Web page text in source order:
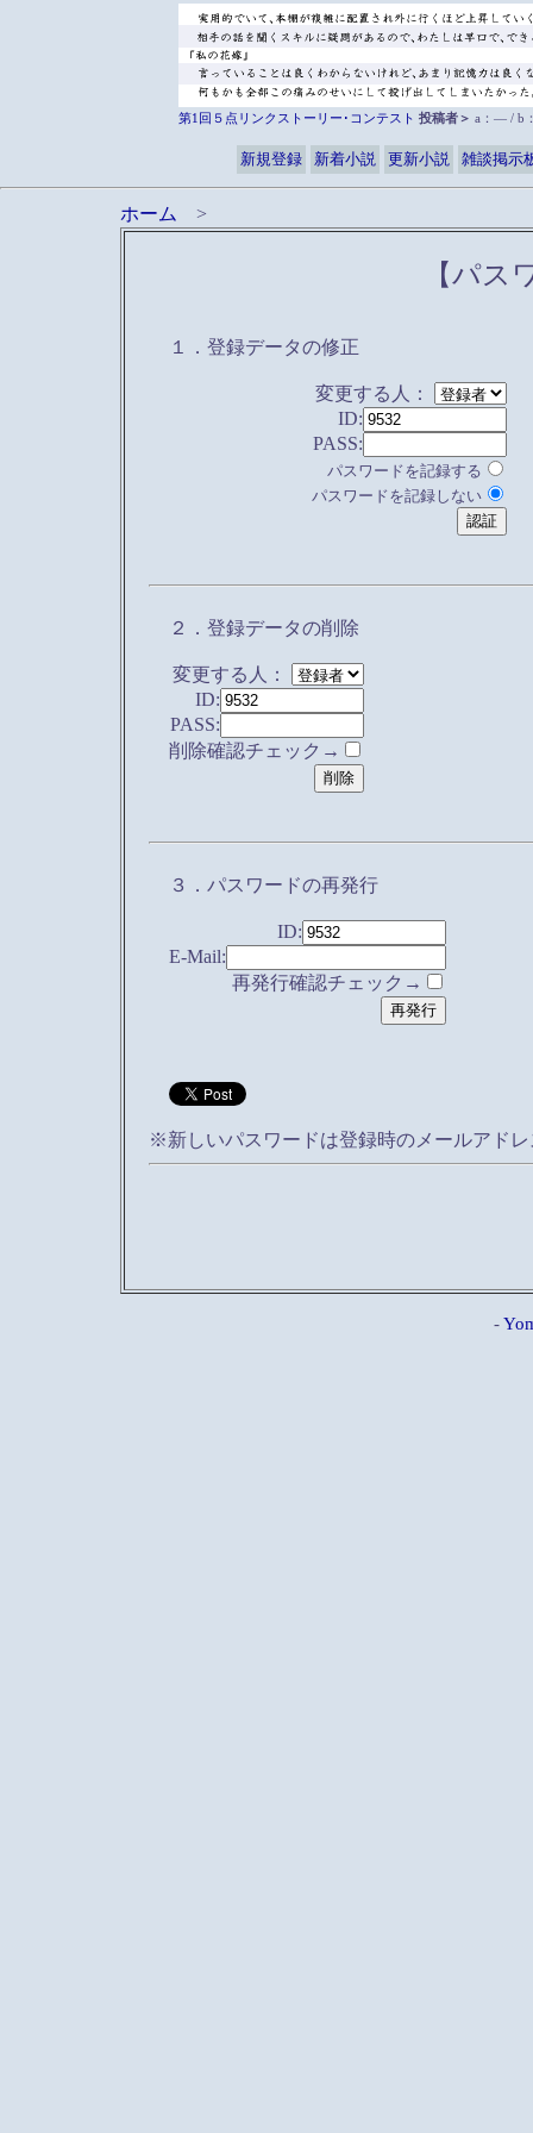
第1回５点リンクストーリー･コンテスト 投稿者＞ a：― / b
新規登録 新着小説 更新小説 雑談掲示
ホーム >
【パス
１．登録データの修正
変更する人：
ID:
PASS:
パスワードを記録する
パスワードを記録しない
２．登録データの削除
変更する人：
ID:
PASS:
削除確認チェック→
３．パスワードの再発行
ID:
E-Mail:
再発行確認チェック→
※新しいパスワードは登録時のメールアド
-